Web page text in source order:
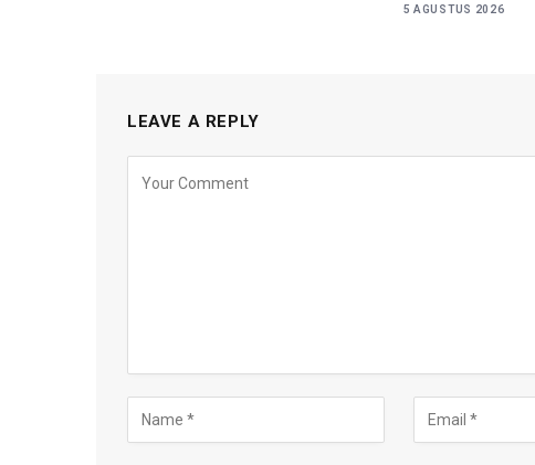
5 AGUSTUS 2026
LEAVE A REPLY